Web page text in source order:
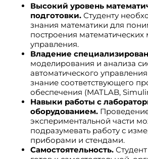
Высокий уровень
подготовки. Студенту
знания математики для
построения математических
управления.
Владение
моделирования и анализа
автоматического управления
знание соответствующего
обеспечения (MATLAB,
Навыки работы с
оборудованием.
экспериментальной части
подразумевать работу с
приборами и стендами.
Самостоятельность.